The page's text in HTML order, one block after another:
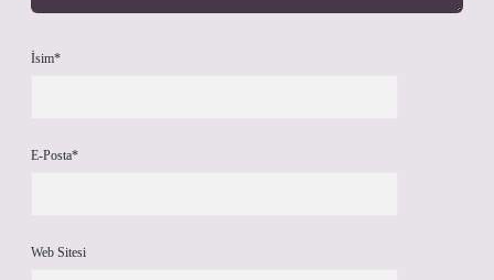
İsim*
E-Posta*
Web Sitesi